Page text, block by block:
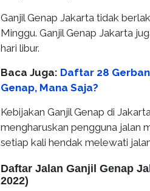
Ganjil Genap Jakarta tidak
Minggu. Ganjil Genap Jakarta
hari libur.
Baca Juga: Daftar 28
Genap, Mana Saja?
Kebijakan Ganjil Genap di
mengharuskan pengguna jalan
setiap kali hendak melewati
Daftar Jalan Ganjil Genap
2022)